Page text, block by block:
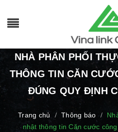
NHÀ PHÂN PHỐI
THÔNG TIN CĂN
ĐÚNG QUY ĐỊNH
Trang chủ / Thông báo /
nhật thông tin Căn cước